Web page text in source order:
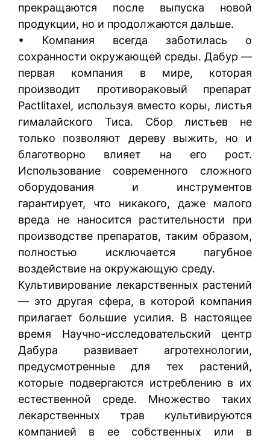
прекращаются после выпуска новой
продукции, но и продолжаются дальше.
• Компания всегда заботилась о
сохранности окружающей среды. Дабур —
первая компания в мире, которая
производит противораковый препарат
Pactlitaxel, используя вместо коры, листья
гималайского Тиса. Сбор листьев не
только позволяют дереву выжить, но и
благотворно влияет на его рост.
Использование современного сложного
оборудования и инструментов
гарантирует, что никакого, даже малого
вреда не наносится растительности при
производстве препаратов, таким образом,
полностью исключается пагубное
воздействие на окружающую среду.
Культивирование лекарственных растений
— это другая сфера, в которой компания
прилагает большие усилия. В настоящее
время Научно-исследовательский центр
Дабура развивает агротехнологии,
предусмотренные для тех растений,
которые подвергаются истреблению в их
естественной среде. Множество таких
лекарственных трав культивируются
компанией в ее собственных или в